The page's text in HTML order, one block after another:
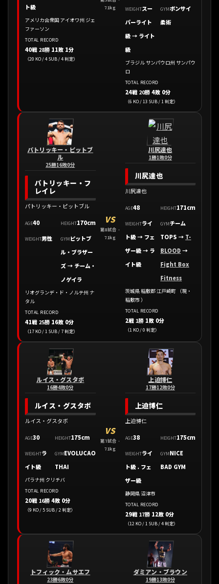
ト級
アメリカ合衆国 アイオワ州 ジェ
ファーソン
TOTAL RECORD
40戦 28勝 11敗 1分
（20 KO / 4 SUB / 4 判定）
71kg
WEIGHTスー
パーライト
級 → ライト
級
GYMボンサイ
柔術
ブラジル サンパウロ州 サンパウ
ロ
TOTAL RECORD
24戦 20勝4敗 0分
（6 KO / 13 SUB / 1 判定）
パトリッキー・ピットブ
ル
25勝16敗0分
パトリッキー・フ
レイレ
パトリッキー・ピットブル
AGE40 HEIGHT170cm
WEIGHT男性 GYM ピットブ
ル・ブラザー
ズ→ チーム・
ノゲイラ
リオグランデ・ド・ノルテ州 ナ
タル
TOTAL RECORD
41戦 25勝 16敗 0分
（17 KO / 1 SUB / 7 判定）
VS
第8試合 ·
71kg
川尻達也
1勝1敗0分
川尻達也
川尻達也
AGE48 HEIGHT171cm
WEIGHTライ
ト級 → フェ
ザー級 → ラ
イト級
GYMチーム
TOPS → T-
BLOOD →
Fight Box
Fitness
茨城県 稲敷郡 江戸崎町 （現・
稲敷市 ）
TOTAL RECORD
2戦 1勝1敗 0分
（1 KO / 0 判定）
ルイス・グスタボ
16勝4敗0分
ルイス・グスタボ
ルイス・グスタボ
AGE30 HEIGHT175cm
WEIGHTラ
イト級
GYMEVOLUCAO
THAI
パラナ州 クリチバ
TOTAL RECORD
20戦 16勝4敗 0分
（9 KO / 5 SUB / 2 判定）
VS
第7試合 ·
71kg
上迫博仁
17勝12敗0分
上迫博仁
上迫博仁
AGE38 HEIGHT175cm
WEIGHTライ
ト級 . フェ
ザー級
GYMNICE
BAD GYM
静岡県 沼津市
TOTAL RECORD
29戦 17勝12敗 0分
（12 KO / 1 SUB / 4 判定）
トフィック・ムサエフ
23勝6敗0分
ダミアン・ブラウン
19勝13敗0分